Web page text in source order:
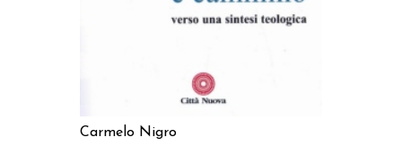
Carmelo Nigro